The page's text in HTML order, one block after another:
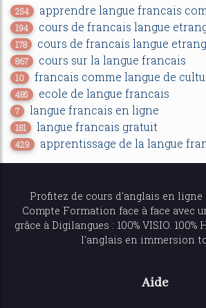
254 apprendre langue francais
194 cours de francais langue
178 cours de francais langue
867 cours sur la langue francais
10 francais comme langue de
485 ecole de langue francais
7 langue francais en ligne
181 langue francais gratuit
429 apprentissage de la langue
Profitez de cours d'anglais en ligne
Compte Formation face à face avec
grâce à Digilangues : 100% VISIO.
l'anglais en immersion
Aide